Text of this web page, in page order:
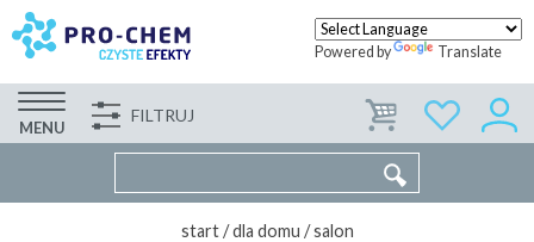
Powered by Translate
MENU
FILTRUJ WSPÓŁPRACA KONTAKT
start / dla domu / salon